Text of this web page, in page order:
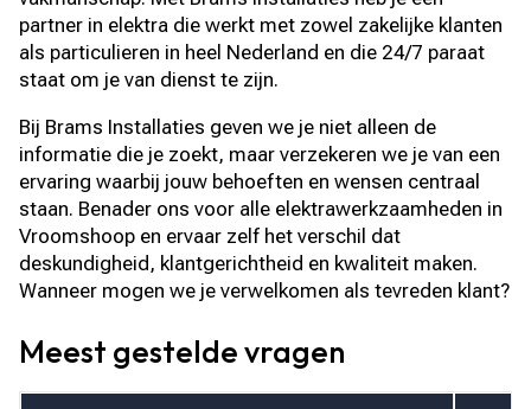
partner in elektra die werkt met zowel zakelijke klanten
als particulieren in heel Nederland en die 24/7 paraat
staat om je van dienst te zijn.
Bij Brams Installaties geven we je niet alleen de
informatie die je zoekt, maar verzekeren we je van een
ervaring waarbij jouw behoeften en wensen centraal
staan. Benader ons voor alle elektrawerkzaamheden in
Vroomshoop en ervaar zelf het verschil dat
deskundigheid, klantgerichtheid en kwaliteit maken.
Wanneer mogen we je verwelkomen als tevreden klant?
Meest gestelde vragen